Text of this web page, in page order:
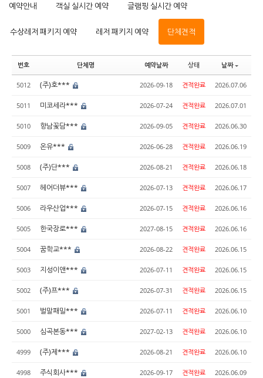
예약안내 객실 실시간 예약 글램핑 실시간 예약
수상레저 패키지 예약 레저 패키지 예약 단체견적
번호 단체명 예약날짜 상태 날짜
5012 (주)호*** 2026-09-18 견적완료 2026.07.06
5011 미코세라*** 2026-07-24 견적완료 2026.07.01
5010 향남꽃담*** 2026-09-05 견적완료 2026.06.30
5009 온유*** 2026-06-28 견적완료 2026.06.19
5008 (주)단*** 2026-08-21 견적완료 2026.06.18
5007 헤어더뷰*** 2026-07-13 견적완료 2026.06.17
5006 라우산업*** 2026-07-15 견적완료 2026.06.16
5005 한국장로*** 2027-08-15 견적완료 2026.06.16
5004 꿈학교*** 2026-08-22 견적완료 2026.06.15
5003 지성이앤*** 2026-07-11 견적완료 2026.06.15
5002 (주)프*** 2026-07-31 견적완료 2026.06.15
5001 벌말패밀*** 2026-07-11 견적완료 2026.06.10
5000 심곡본동*** 2027-02-13 견적완료 2026.06.10
4999 (주)제*** 2026-08-21 견적완료 2026.06.10
4998 주식회사*** 2026-09-17 견적완료 2026.06.09